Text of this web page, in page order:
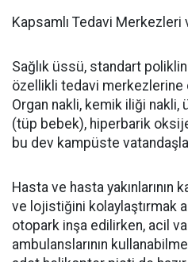
Kapsamlı Tedavi Merkezleri
Sağlık üssü, standart
özellikli tedavi merkezlerine
Organ nakli, kemik iliği nakli,
(tüp bebek), hiperbarik
bu dev kampüste
Hasta ve hasta yakınlarının
ve lojistiğini kolaylaştırmak
otopark inşa edilirken, acil
ambulanslarının